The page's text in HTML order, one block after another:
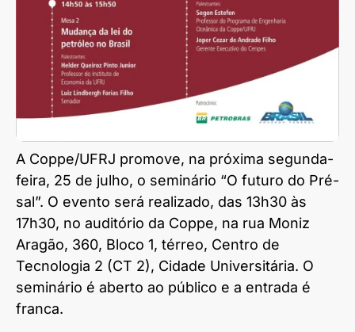
A Coppe/UFRJ promove, na próxima segunda-
feira, 25 de julho, o seminário “O futuro do Pré-
sal”. O evento será realizado, das 13h30 às
17h30, no auditório da Coppe, na rua Moniz
Aragão, 360, Bloco 1, térreo, Centro de
Tecnologia 2 (CT 2), Cidade Universitária. O
seminário é aberto ao público e a entrada é
franca.